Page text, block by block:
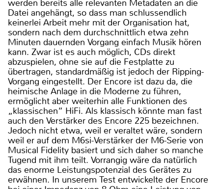
werden bereits alle relevanten Metadaten an die
Datei angehängt, so dass man schlussendlich
keinerlei Arbeit mehr mit der Organisation hat,
sondern nach dem durchschnittlich etwa zehn
Minuten dauernden Vorgang einfach Musik hören
kann. Zwar ist es auch möglich, CDs direkt
abzuspielen, ohne sie auf die Festplatte zu
übertragen, standardmäßig ist jedoch der Ripping-
Vorgang eingestellt. Der Encore ist dazu da, die
heimische Anlage in die Moderne zu führen,
ermöglicht aber weiterhin alle Funktionen des
„klassischen“ HiFi. Als klassisch könnte man fast
auch den Verstärker des Encore 225 bezeichnen.
Jedoch nicht etwa, weil er veraltet wäre, sondern
weil er auf dem M6si-Verstärker der M6-Serie von
Musical Fidelity basiert und sich daher so manche
Tugend mit ihm teilt. Vorrangig wäre da natürlich
das enorme Leistungspotenzial des Gerätes zu
erwähnen. In unserem Test entwickelte der Encore